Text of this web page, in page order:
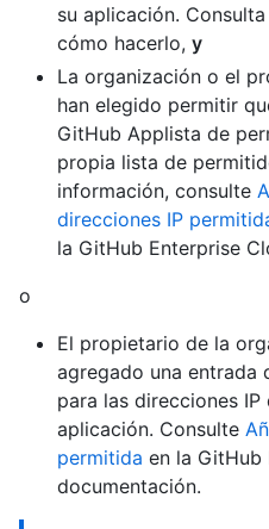
su aplicación.
cómo hacerlo, y
La organización o el
han elegido permitir
GitHub Applista de
propia lista de
información, consulte
direcciones IP
la GitHub Enterprise
o
El propietario de la
agregado una entrada
para las direcciones
aplicación. Consulte
permitida en la GitHub
documentación.